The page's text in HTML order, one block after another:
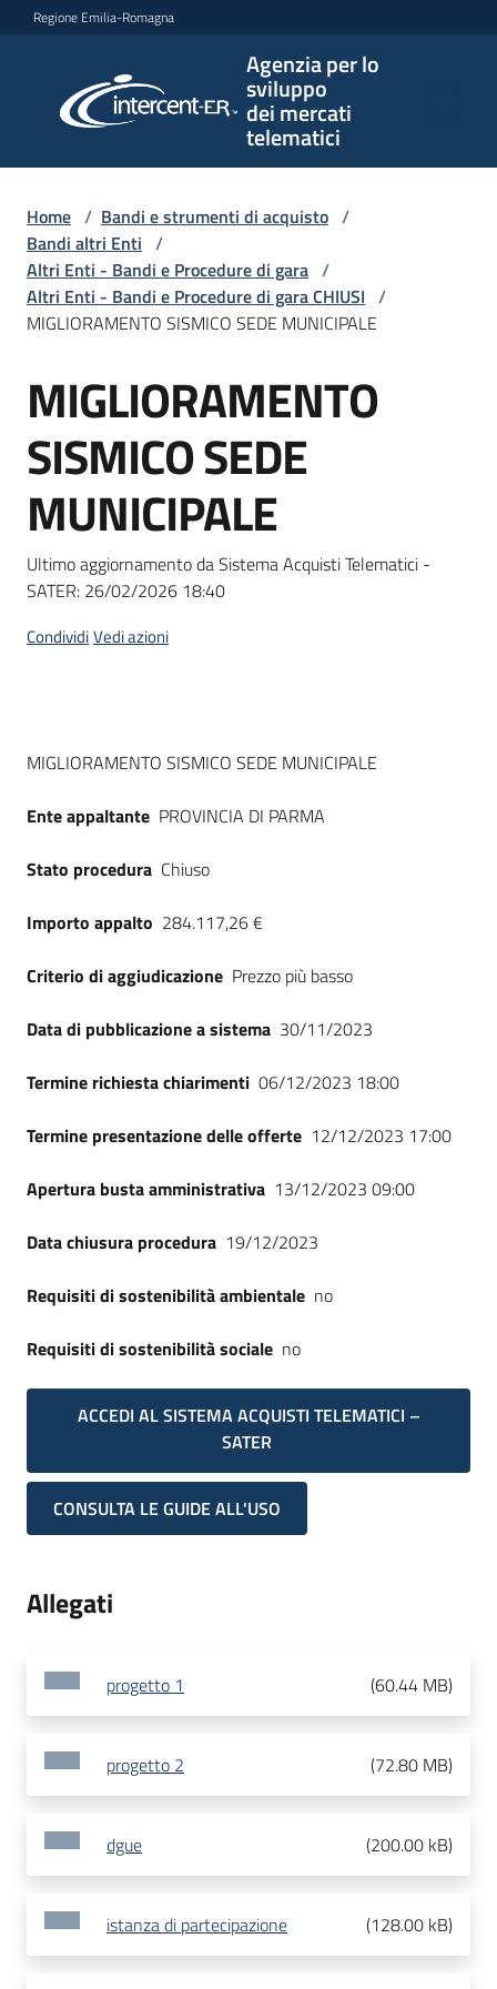
Vai al contenuto
Vai alla navigazione
Vai al footer
Regione Emilia-Romagna
Agenzia per lo
sviluppo
dei mercati
telematici
per lo
sviluppo
telematici
L'Agenzia
Bandi
strumenti
acquisto
Supporto
English
site
su
Home / Bandi e strumenti di acquisto /
Bandi altri Enti /
Altri Enti - Bandi e Procedure di gara /
Altri Enti - Bandi e Procedure di gara CHIUSI /
MIGLIORAMENTO SISMICO SEDE MUNICIPALE
Salta al contenuto
MIGLIORAMENTO
SISMICO SEDE
MUNICIPALE
Ultimo aggiornamento da Sistema Acquisti Telematici -
SATER: 26/02/2026 18:40
CondividiVedi azioni
Dati del bando
MIGLIORAMENTO SISMICO SEDE MUNICIPALE
Ente appaltante PROVINCIA DI PARMA
Stato procedura Chiuso
Importo appalto 284.117,26 €
Criterio di aggiudicazione Prezzo più basso
Data di pubblicazione a sistema 30/11/2023
Termine richiesta chiarimenti 06/12/2023 18:00
Termine presentazione delle offerte 12/12/2023 17:00
Apertura busta amministrativa 13/12/2023 09:00
Data chiusura procedura 19/12/2023
Requisiti di sostenibilità ambientale no
Requisiti di sostenibilità sociale no
ACCEDI AL SISTEMA ACQUISTI TELEMATICI –
SATER
CONSULTA LE GUIDE ALL'USO
Allegati
progetto 1 (60.44 MB)
progetto 2 (72.80 MB)
dgue (200.00 kB)
istanza di partecipazione (128.00 kB)